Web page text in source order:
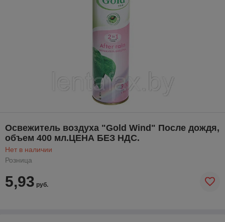
Освежитель воздуха "Gold Wind" После дождя,
объем 400 мл.ЦЕНА БЕЗ НДС.
Нет в наличии
Розница
5,93 руб.